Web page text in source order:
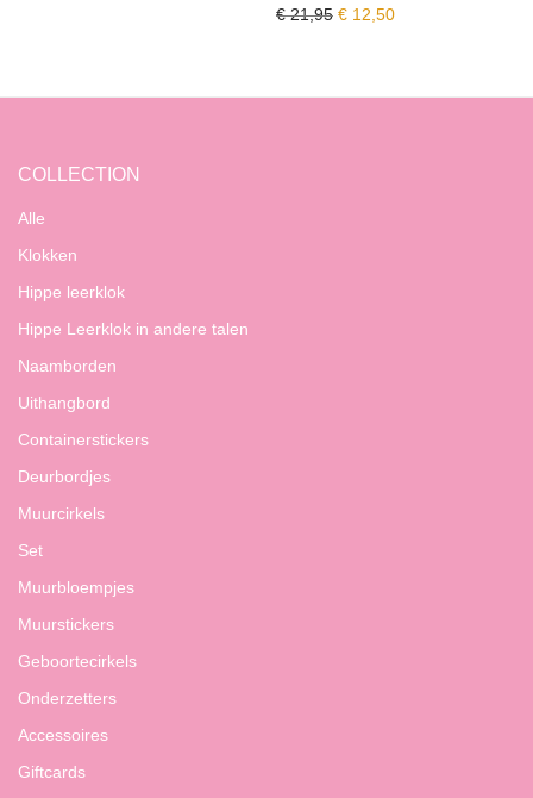
€21,95 Oorspronkelijke prijs
€ 12,50Huidige prijs is: €
COLLECTION
Alle
Klokken
Hippe leerklok
Hippe Leerklok in andere talen
Naamborden
Uithangbord
Containerstickers
Deurbordjes
Muurcirkels
Set
Muurbloempjes
Muurstickers
Geboortecirkels
Onderzetters
Accessoires
Giftcards